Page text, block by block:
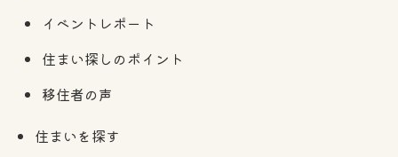
イベントレポート
住まい探しのポイント
移住者の声
住まいを探す